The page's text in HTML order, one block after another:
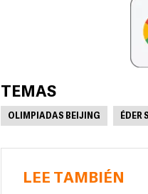
TEMAS
OLIMPIADAS BEIJING ÉDER
LEE TAMBIÉN